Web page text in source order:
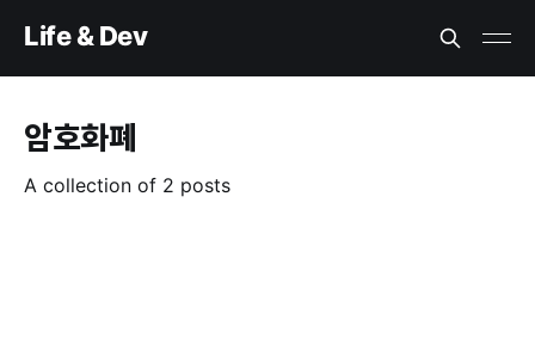
Life & Dev
암호화폐
A collection of 2 posts